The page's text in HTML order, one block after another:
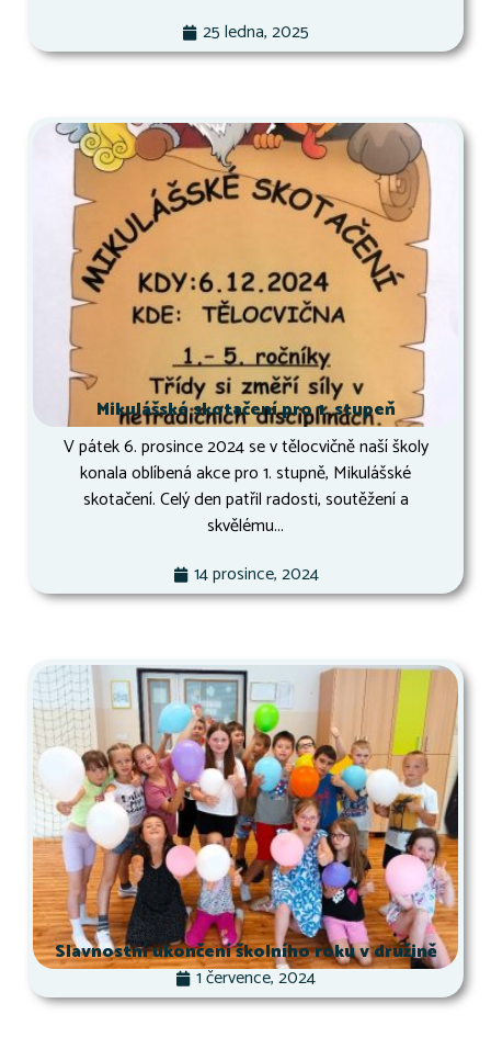
25 ledna, 2025
Mikulášské skotačení pro 1. stupeň
V pátek 6. prosince 2024 se v tělocvičně naší školy
konala oblíbená akce pro 1. stupně, Mikulášské
skotačení. Celý den patřil radosti, soutěžení a
skvělému...
14 prosince, 2024
Slavnostní ukončení školního roku v družině
1 července, 2024